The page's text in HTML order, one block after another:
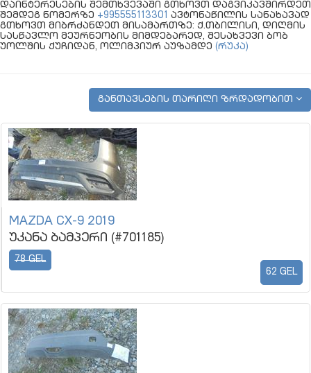
დაინტერესების შემთხვევაში გთხოვთ დაგვიკავშირდეთ
შემდეგ ნომერზე +995555113301 ავტონაწილის სანახავად
გთხოვთ მიბრძანდეთ მისამართზე: ქ.თბილისი, დიღმის
სასწავლო მეურნეობის მიმდებარედ, შესახვევი ბობ
უოლშის ქუჩიდან, ოლიმპიურ აუზამდე (რუკა)
განთავსების თარიღი ზრდადობით
MAZDA CX-9 2019
უკანა ბამპერი (#701185)
78 GEL
62 GEL